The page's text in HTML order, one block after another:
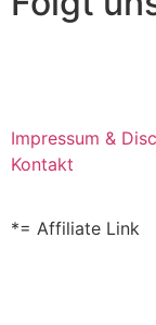
Impressum &
Kontakt
*= Affiliate Link